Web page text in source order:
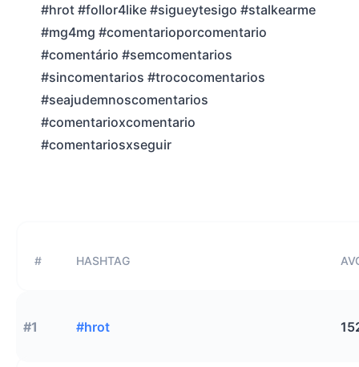
#hrot #follor4like #sigueytesigo #stalkearme
#mg4mg #comentarioporcomentario
#comentário #semcomentarios
#sincomentarios #trococomentarios
#seajudemnoscomentarios
#comentarioxcomentario
#comentariosxseguir
# HASHTAG
#1 #hrot